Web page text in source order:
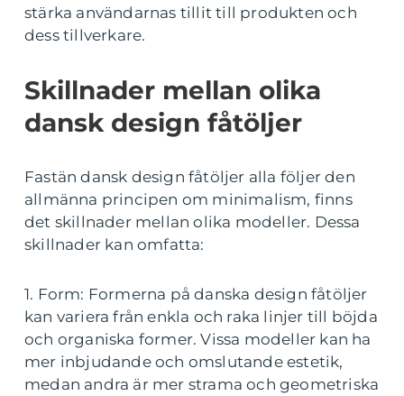
stärka användarnas tillit till produkten och
dess tillverkare.
Skillnader mellan olika
dansk design fåtöljer
Fastän dansk design fåtöljer alla följer den
allmänna principen om minimalism, finns
det skillnader mellan olika modeller. Dessa
skillnader kan omfatta:
1. Form: Formerna på danska design fåtöljer
kan variera från enkla och raka linjer till böjda
och organiska former. Vissa modeller kan ha
mer inbjudande och omslutande estetik,
medan andra är mer strama och geometriska